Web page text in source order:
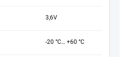
3,6V
-20 °C… +60 °C